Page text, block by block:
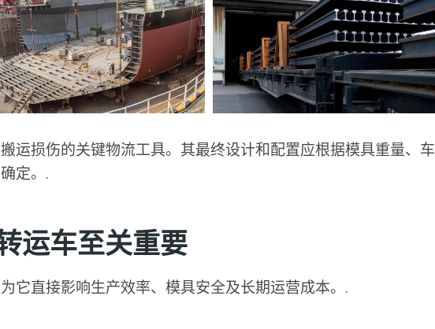
运损伤的关键物流工具。其最终设计和配置应根据模具重量、车
定。.
运车至关重要
它直接影响生产效率、模具安全及长期运营成本。.